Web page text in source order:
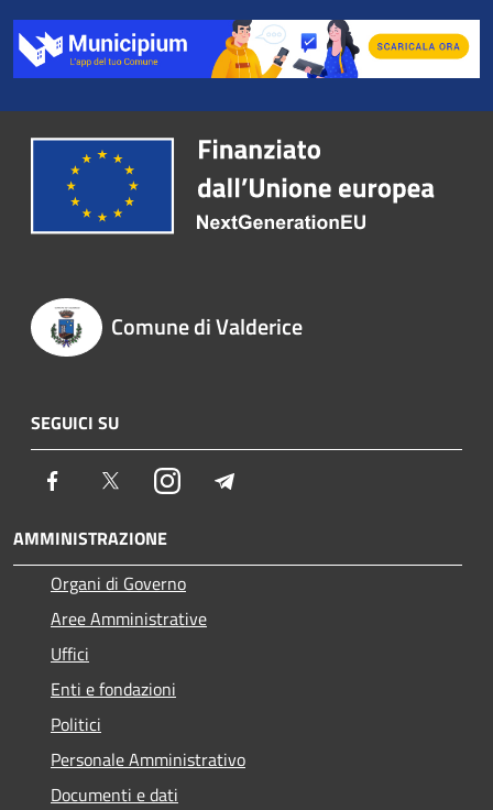
Comune di Valderice
SEGUICI SU
Facebook TwitterInstagram
AMMINISTRAZIONE
Organi di Governo
Aree Amministrative
Uffici
Enti e fondazioni
Politici
Personale Amministrativo
Documenti e dati